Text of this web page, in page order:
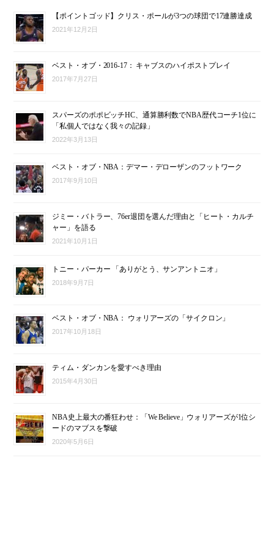
【ポイントゴッド】クリス・ポールが3つの球団で17連勝達成
2021年12月2日
ベスト・オブ・2016-17： キャブスのハイポストプレイ
2017年7月27日
スパーズのポポビッチHC、通算勝利数でNBA歴代コーチ1位に
「私個人ではなく我々の記録」
2022年3月13日
ベスト・オブ・NBA：デマー・デローザンのフットワーク
2017年9月10日
ジミー・バトラー、76er退団を選んだ理由と「ヒート・カルチ
ャー」を語る
2021年10月1日
トニー・パーカー 「ありがとう、サンアントニオ」
2018年9月7日
ベスト・オブ・NBA： ウォリアーズの「サイクロン」
2017年10月18日
ティム・ダンカンを愛すべき理由
2015年4月30日
NBA史上最大の番狂わせ：「We Believe」ウォリアーズが1位シ
ードのマブスを撃破
2020年5月6日